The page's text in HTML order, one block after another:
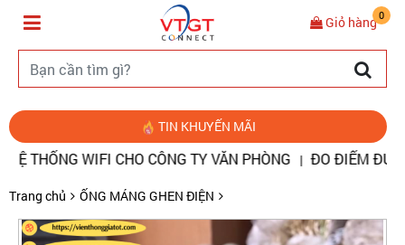
Giỏ hàng0
TIN KHUYẾN MÃI
WIFI CHO CÔNG TY VĂN PHÒNG|ĐO ĐIỂM ĐỨT, SỬA
Trang chủ ỐNG MÁNG GHEN ĐIỆN